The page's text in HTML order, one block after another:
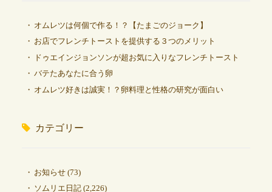
オムレツは何個で作る！？【たまごのジョーク】
お店でフレンチトーストを提供する３つのメリット
ドゥエインジョンソンが超お気に入りなフレンチトースト
バテたあなたに合う卵
オムレツ好きは誠実！？卵料理と性格の研究が面白い
カテゴリー
お知らせ(73)
ソムリエ日記(2,226)